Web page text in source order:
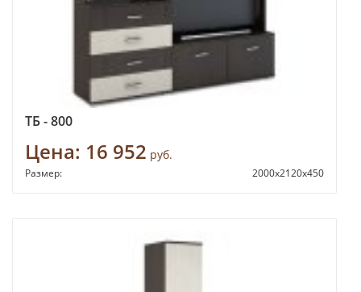
ТБ - 800
Цена: 16 952 руб.
Размер: 2000х2120х450